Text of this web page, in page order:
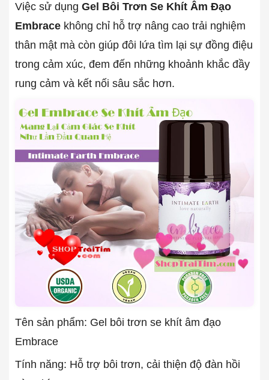
Việc sử dụng Gel Bôi Trơn Se Khít Âm Đạo
Embrace không chỉ hỗ trợ nâng cao trải nghiệm
thân mật mà còn giúp đôi lứa tìm lại sự đồng điệu
trong cảm xúc, đem đến những khoảnh khắc đầy
rung cảm và kết nối sâu sắc hơn.
Tên sản phẩm: Gel bôi trơn se khít âm đạo
Embrace
Tính năng: Hỗ trợ bôi trơn, cải thiện độ đàn hồi